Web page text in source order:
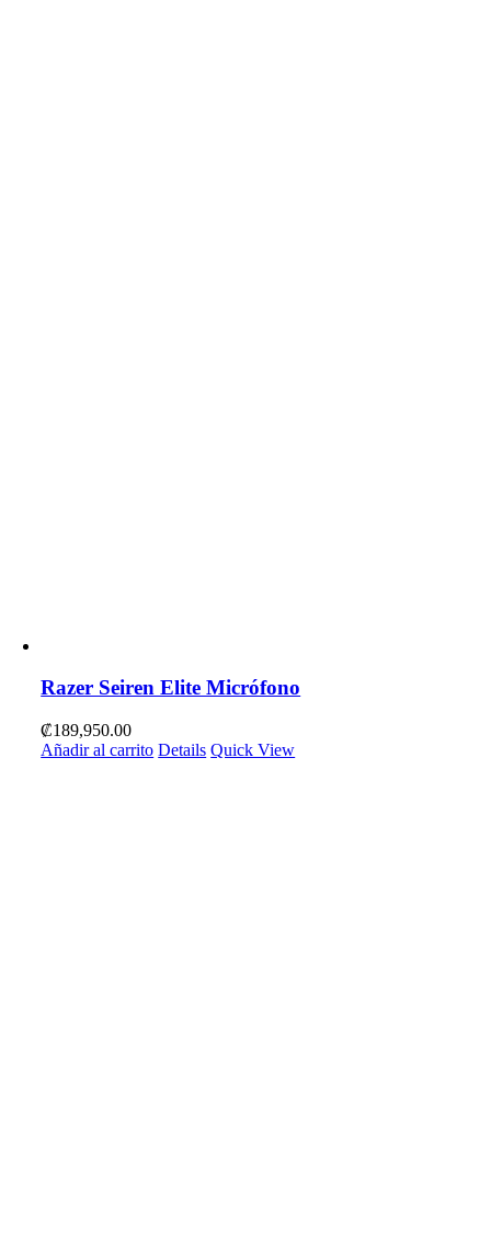
Razer Seiren Elite Micrófono
₡189,950.00
Añadir al carrito Details Quick View